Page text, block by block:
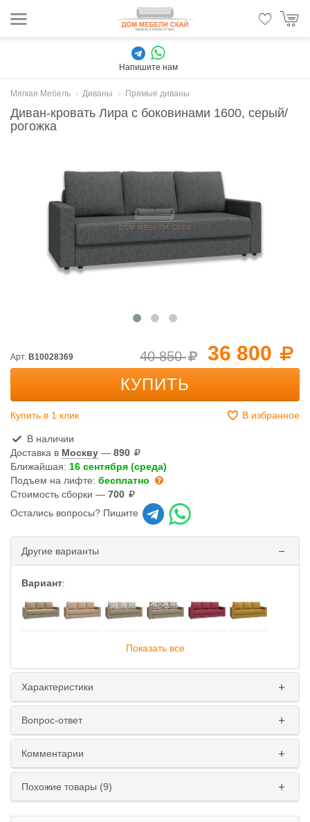
Напишите нам
Мягкая Мебель Диваны Прямые диваны
Диван-кровать Лира с боковинами 1600, серый/
рогожка
36 800
40 850
Арт. B10028369
КУПИТЬ
Купить в 1 клик В избранное
В наличии
Доставка в Москву — 890
Ближайшая: 16 сентября (среда)
Подъем на лифте: бесплатно
Стоимость сборки — 700
Остались вопросы? Пишите
Другие варианты
Вариант:
Тип пружинного блока
зависимый независимый
Показать все
Характеристики
Вопрос-ответ
Комментарии
Похожие товары (9)